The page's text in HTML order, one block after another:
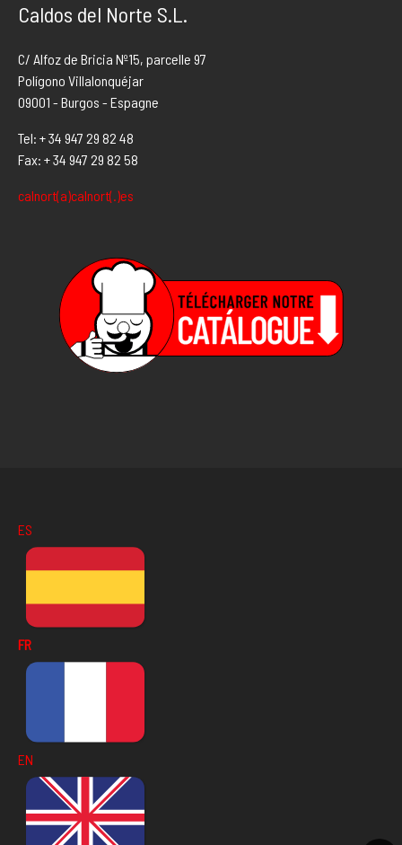
Caldos del Norte S.L.
C/ Alfoz de Bricia Nº15, parcelle 97
Polígono Villalonquéjar
09001 - Burgos - Espagne
Tel: + 34 947 29 82 48
Fax: + 34 947 29 82 58
calnort(a)calnort(.)es
ES
FR
EN